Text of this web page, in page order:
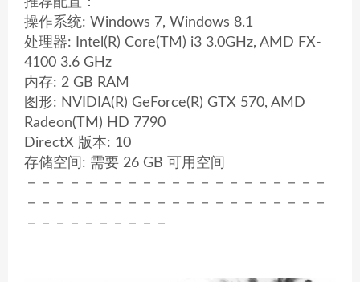
操作系统: Windows 7, Windows 8.1
处理器: Intel(R) Core(TM) i3 3.0GHz, AMD FX-
4100 3.6 GHz
内存: 2 GB RAM
图形: NVIDIA(R) GeForce(R) GTX 570, AMD
Radeon(TM) HD 7790
DirectX 版本: 10
存储空间: 需要 26 GB 可用空间
－－－－－－－－－－－－－－－－－－－－－
－－－－－－－－－－－－－－－－－－－－－
－－－－－－－－－－